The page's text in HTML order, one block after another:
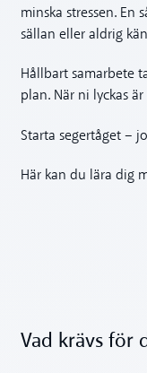
minska stressen. En
sällan eller aldrig
Hållbart samarbete
plan. När ni lyckas
Starta segertåget –
Här kan du lära dig
Vad krävs för